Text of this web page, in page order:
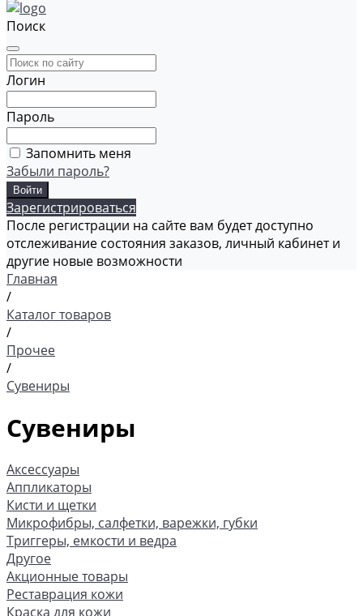
Поиск
Логин
Пароль
Запомнить меня
Забыли пароль?
Зарегистрироваться
После регистрации на сайте вам будет доступно
отслеживание состояния заказов, личный кабинет и
другие новые возможности
Главная
/
Каталог товаров
/
Прочее
/
Сувениры
Сувениры
Аксессуары
Аппликаторы
Кисти и щетки
Микрофибры, салфетки, варежки, губки
Триггеры, емкости и ведра
Другое
Акционные товары
Реставрация кожи
Краска для кожи